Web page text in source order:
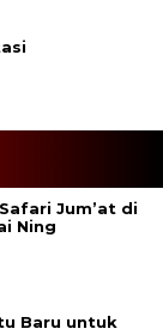
Jum’at di
Ning
Baru untuk